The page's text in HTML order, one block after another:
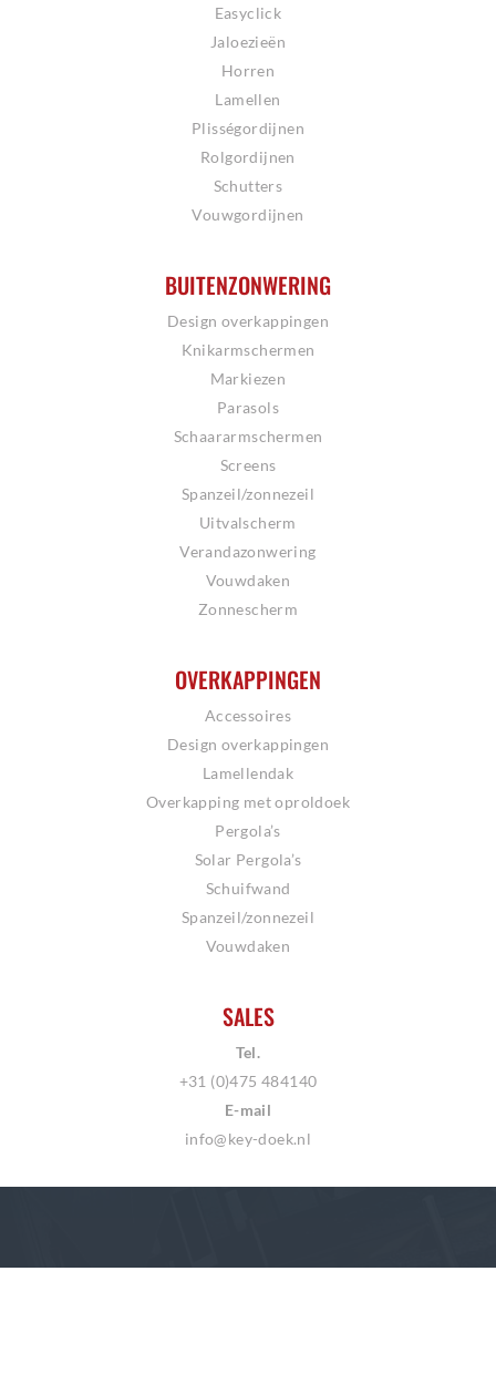
Easyclick
Jaloezieën
Horren
Lamellen
Plisségordijnen
Rolgordijnen
Schutters
Vouwgordijnen
BUITENZONWERING
Design overkappingen
Knikarmschermen
Markiezen
Parasols
Schaararmschermen
Screens
Spanzeil/zonnezeil
Uitvalscherm
Verandazonwering
Vouwdaken
Zonnescherm
OVERKAPPINGEN
Accessoires
Design overkappingen
Lamellendak
Overkapping met oproldoek
Pergola’s
Solar Pergola’s
Schuifwand
Spanzeil/zonnezeil
Vouwdaken
SALES
Tel.
+31 (0)475 484140
E-mail
info@key-doek.nl